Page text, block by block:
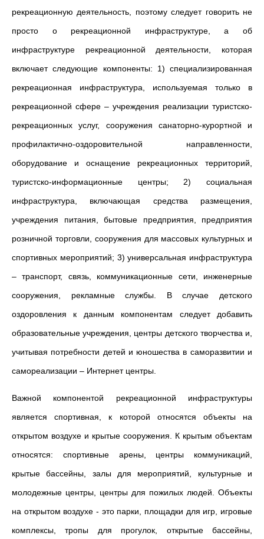
рекреационную деятельность, поэтому следует говорить не
просто о рекреационной инфраструктуре, а об
инфраструктуре рекреационной деятельности, которая
включает следующие компоненты: 1) специализированная
рекреационная инфраструктура, используемая только в
рекреационной сфере – учреждения реализации туристско-
рекреационных услуг, сооружения санаторно-курортной и
профилактично-оздоровительной направленности,
оборудование и оснащение рекреационных территорий,
туристско-информационные центры; 2) социальная
инфраструктура, включающая средства размещения,
учреждения питания, бытовые предприятия, предприятия
розничной торговли, сооружения для массовых культурных и
спортивных мероприятий; 3) универсальная инфраструктура
– транспорт, связь, коммуникационные сети, инженерные
сооружения, рекламные службы. В случае детского
оздоровления к данным компонентам следует добавить
образовательные учреждения, центры детского творчества и,
учитывая потребности детей и юношества в саморазвитии и
самореализации – Интернет центры.
Важной компонентой рекреационной инфраструктуры
является спортивная, к которой относятся объекты на
открытом воздухе и крытые сооружения. К крытым объектам
относятся: спортивные арены, центры коммуникаций,
крытые бассейны, залы для мероприятий, культурные и
молодежные центры, центры для пожилых людей. Объекты
на открытом воздухе - это парки, площадки для игр, игровые
комплексы, тропы для прогулок, открытые бассейны,